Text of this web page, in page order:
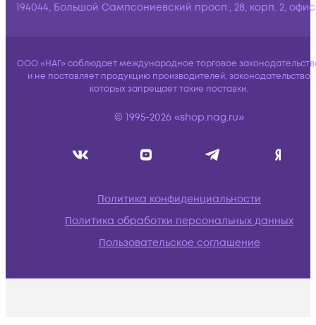
194044, Большой Сампсониевский просп., 28, корп. 2,
ООО «НАГ» соблюдает международное торговое
и не поставляет продукцию производителей, законодательство
которых запрещает такие поставки.
© 1995-2026 «shop.nag.ru»
Политика конфиденциальности
Политика обработки персональных данных
Пользовательское соглашение